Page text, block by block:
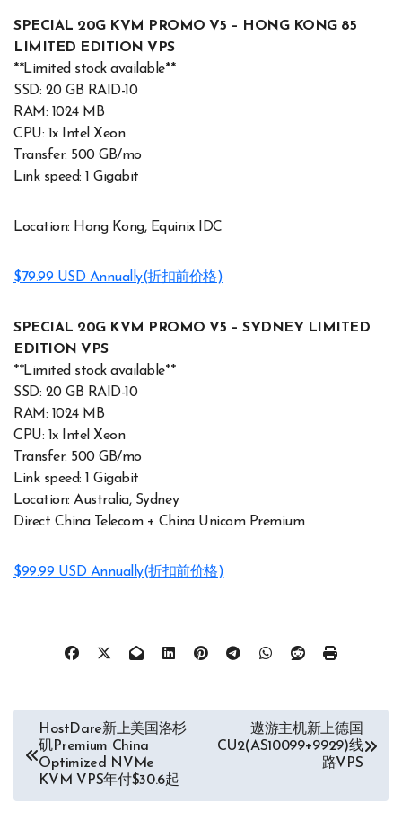
SPECIAL 20G KVM PROMO V5 – HONG KONG 85
LIMITED EDITION VPS
**Limited stock available**
SSD: 20 GB RAID-10
RAM: 1024 MB
CPU: 1x Intel Xeon
Transfer: 500 GB/mo
Link speed: 1 Gigabit
Location: Hong Kong, Equinix IDC
$79.99 USD Annually(折扣前价格)
SPECIAL 20G KVM PROMO V5 – SYDNEY LIMITED
EDITION VPS
**Limited stock available**
SSD: 20 GB RAID-10
RAM: 1024 MB
CPU: 1x Intel Xeon
Transfer: 500 GB/mo
Link speed: 1 Gigabit
Location: Australia, Sydney
Direct China Telecom + China Unicom Premium
$99.99 USD Annually(折扣前价格)
章
HostDare新上美国洛杉
矶Premium China
Optimized NVMe
KVM VPS年付$30.6起
遨游主机新上德国
CU2(AS10099+9929)线
路VPS